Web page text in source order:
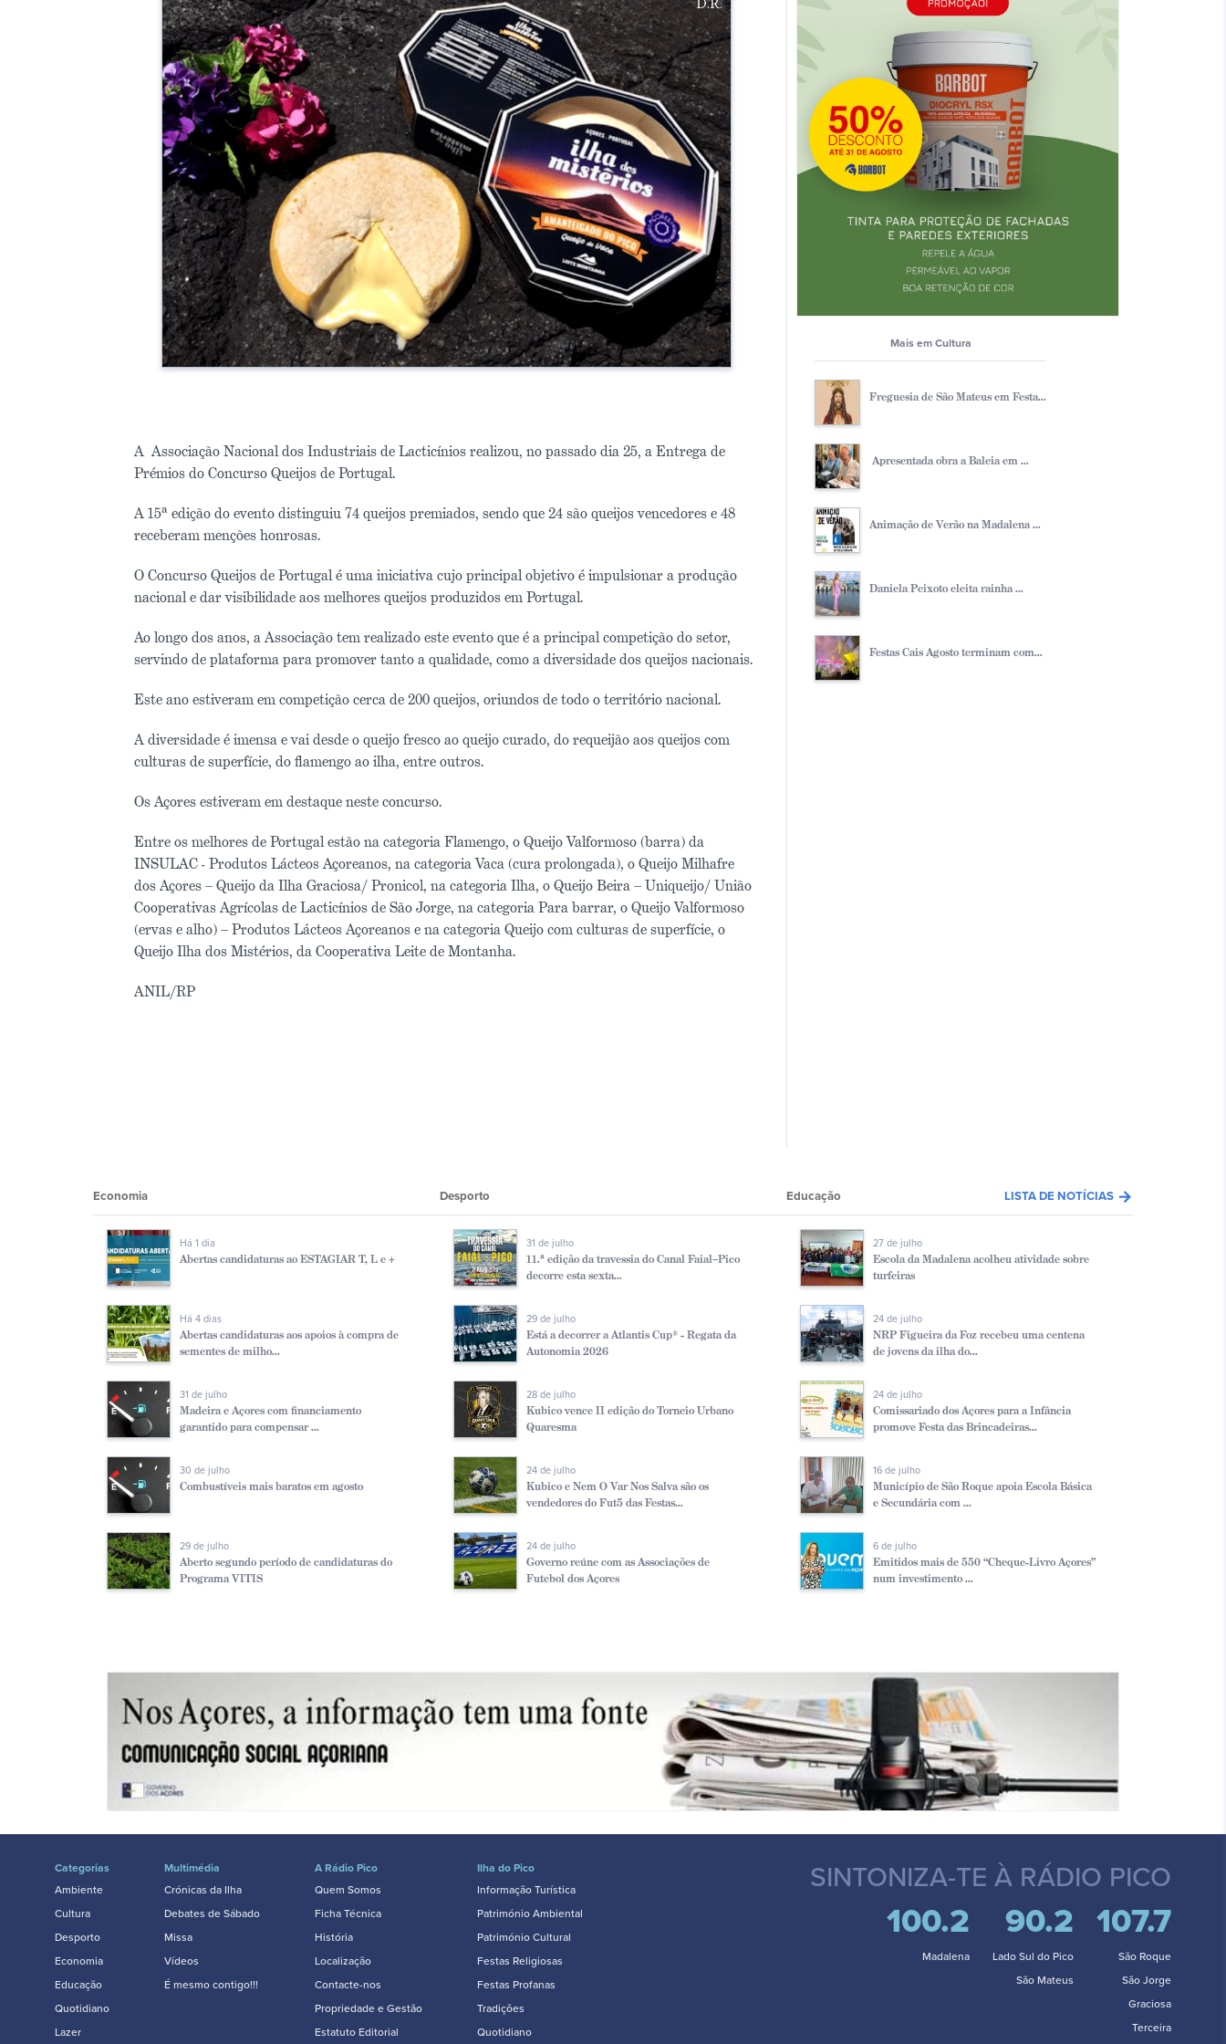
A Associação Nacional dos Industriais de Lacticínios realizou, no passado dia 25, a Entrega de
Prémios do Concurso Queijos de Portugal.
A 15ª edição do evento distinguiu 74 queijos premiados, sendo que 24 são queijos vencedores e 48
receberam menções honrosas.
O Concurso Queijos de Portugal é uma iniciativa cujo principal objetivo é impulsionar a produção
nacional e dar visibilidade aos melhores queijos produzidos em Portugal.
Ao longo dos anos, a Associação tem realizado este evento que é a principal competição do setor,
servindo de plataforma para promover tanto a qualidade, como a diversidade dos queijos nacionais.
Este ano estiveram em competição cerca de 200 queijos, oriundos de todo o território nacional.
A diversidade é imensa e vai desde o queijo fresco ao queijo curado, do requeijão aos queijos com
culturas de superfície, do flamengo ao ilha, entre outros.
Os Açores estiveram em destaque neste concurso.
Entre os melhores de Portugal estão na categoria Flamengo, o Queijo Valformoso (barra) da
INSULAC - Produtos Lácteos Açoreanos, na categoria Vaca (cura prolongada), o Queijo Milhafre
dos Açores – Queijo da Ilha Graciosa/ Pronicol, na categoria Ilha, o Queijo Beira – Uniqueijo/ União
Cooperativas Agrícolas de Lacticínios de São Jorge, na categoria Para barrar, o Queijo Valformoso
(ervas e alho) – Produtos Lácteos Açoreanos e na categoria Queijo com culturas de superfície, o
Queijo Ilha dos Mistérios, da Cooperativa Leite de Montanha.
ANIL/RP
Mais em Cultura
Freguesia de São Mateus em Festa...
Apresentada obra a Baleia em ...
Animação de Verão na Madalena ...
Daniela Peixoto eleita rainha ...
Festas Cais Agosto terminam com...
Economia Desporto Educação LISTA DE NOTÍCIAS arrow_forward
Há 1 dia
Abertas candidaturas ao ESTAGIAR T, L e +
Há 4 dias
Abertas candidaturas aos apoios à compra de
sementes de milho...
31 de julho
Madeira e Açores com financiamento
garantido para compensar ...
30 de julho
Combustíveis mais baratos em agosto
29 de julho
Aberto segundo período de candidaturas do
Programa VITIS
31 de julho
11.ª edição da travessia do Canal Faial–Pico
decorre esta sexta...
29 de julho
Está a decorrer a Atlantis Cup® - Regata da
Autonomia 2026
28 de julho
Kubico vence II edição do Torneio Urbano
Quaresma
24 de julho
Kubico e Nem O Var Nos Salva são os
vendedores do Fut5 das Festas...
24 de julho
Governo reúne com as Associações de
Futebol dos Açores
27 de julho
Escola da Madalena acolheu atividade sobre
turfeiras
24 de julho
NRP Figueira da Foz recebeu uma centena
de jovens da ilha do...
24 de julho
Comissariado dos Açores para a Infância
promove Festa das Brincadeiras...
16 de julho
Município de São Roque apoia Escola Básica
e Secundária com ...
6 de julho
Emitidos mais de 550 “Cheque-Livro Açores”
num investimento ...
Categorias
Ambiente
Cultura
Desporto
Economia
Educação
Quotidiano
Lazer
Multimédia
Crónicas da Ilha
Debates de Sábado
Missa
Vídeos
É mesmo contigo!!!
A Rádio Pico
Quem Somos
Ficha Técnica
História
Localização
Contacte-nos
Propriedade e Gestão
Estatuto Editorial
Ilha do Pico
Informação Turística
Património Ambiental
Património Cultural
Festas Religiosas
Festas Profanas
Tradições
Quotidiano
SINTONIZA-TE À RÁDIO PICO
100.2
Madalena
90.2
Lado Sul do Pico
São Mateus
107.7
São Roque
São Jorge
Graciosa
Terceira